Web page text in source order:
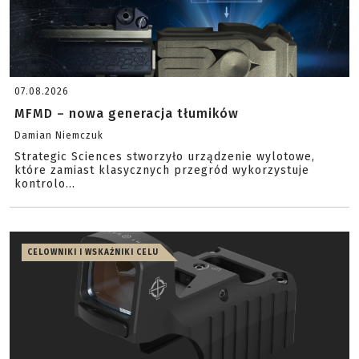
07.08.2026
MFMD – nowa generacja tłumików
Damian Niemczuk
Strategic Sciences stworzyło urządzenie wylotowe,
które zamiast klasycznych przegród wykorzystuje
kontrolo...
CELOWNIKI I WSKAŹNIKI CELU